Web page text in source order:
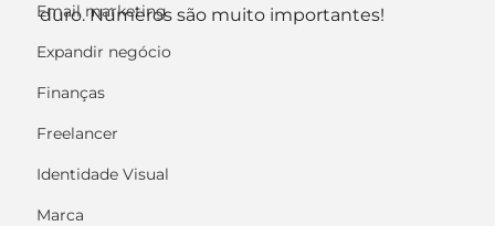
Email marketing
Expandir negócio
Finanças
Freelancer
Identidade Visual
Marca
duro. Números são muito importantes!